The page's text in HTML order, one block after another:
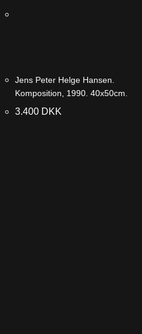
Jens Peter Helge Hansen.
Komposition, 1990. 40x50cm.
3.400 DKK